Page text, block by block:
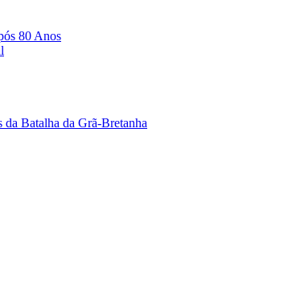
80 Anos
Batalha da Grã-Bretanha